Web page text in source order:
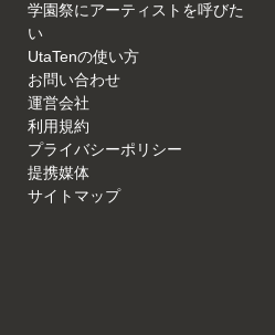
学園祭にアーティストを呼びた
い
UtaTenの使い方
お問い合わせ
運営会社
利用規約
プライバシーポリシー
提携媒体
サイトマップ